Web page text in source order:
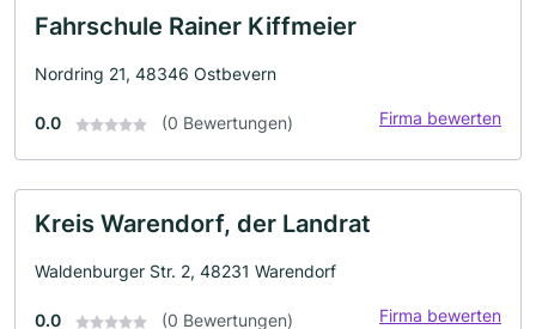
Fahrschule Rainer Kiffmeier
Nordring 21, 48346 Ostbevern
0.0 (0 Bewertungen) Firma bewerten
Kreis Warendorf, der Landrat
Waldenburger Str. 2, 48231 Warendorf
0.0 (0 Bewertungen) Firma bewerten